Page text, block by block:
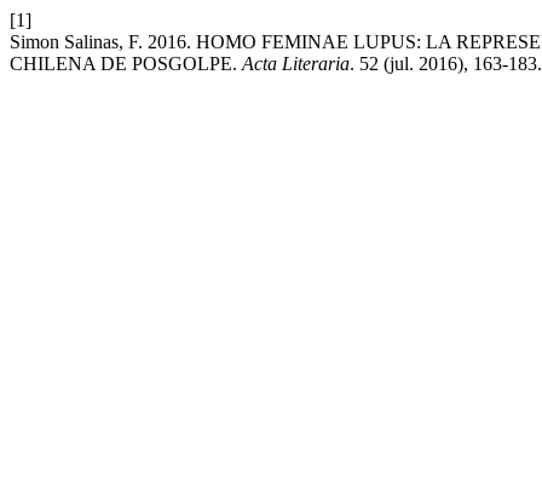
[1]
Simon Salinas, F. 2016. HOMO FEMINAE LUPUS: LA
CHILENA DE POSGOLPE. Acta Literaria. 52 (jul. 2016), 163-183.